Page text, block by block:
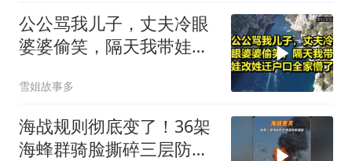
公公骂我儿子，丈夫冷眼
婆婆偷笑，隔天我带娃改
雪姐故事多
海战规则彻底变了！36架
海蜂群骑脸撕碎三层防空